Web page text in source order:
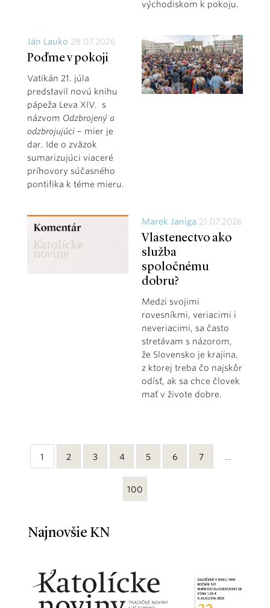
východiskom k pokoju.
Ján Lauko 28.07.2026
Poďme v pokoji
Vatikán 21. júla
predstavil novú knihu
pápeža Leva XIV. s
názvom Odzbrojený a
odzbrojujúci – mier je
dar. Ide o zväzok
sumarizujúci viaceré
príhovory súčasného
pontifika k téme mieru.
Marek Janiga 21.07.2026
Vlastenectvo ako
služba
spoločnému
dobru?
Medzi svojimi
rovesníkmi, veriacimi i
neveriacimi, sa často
stretávam s názorom,
že Slovensko je krajina,
z ktorej treba čo najskôr
odísť, ak sa chce človek
mať v živote dobre.
1 2 3 4 5 6 7 …
100
Najnovšie KN